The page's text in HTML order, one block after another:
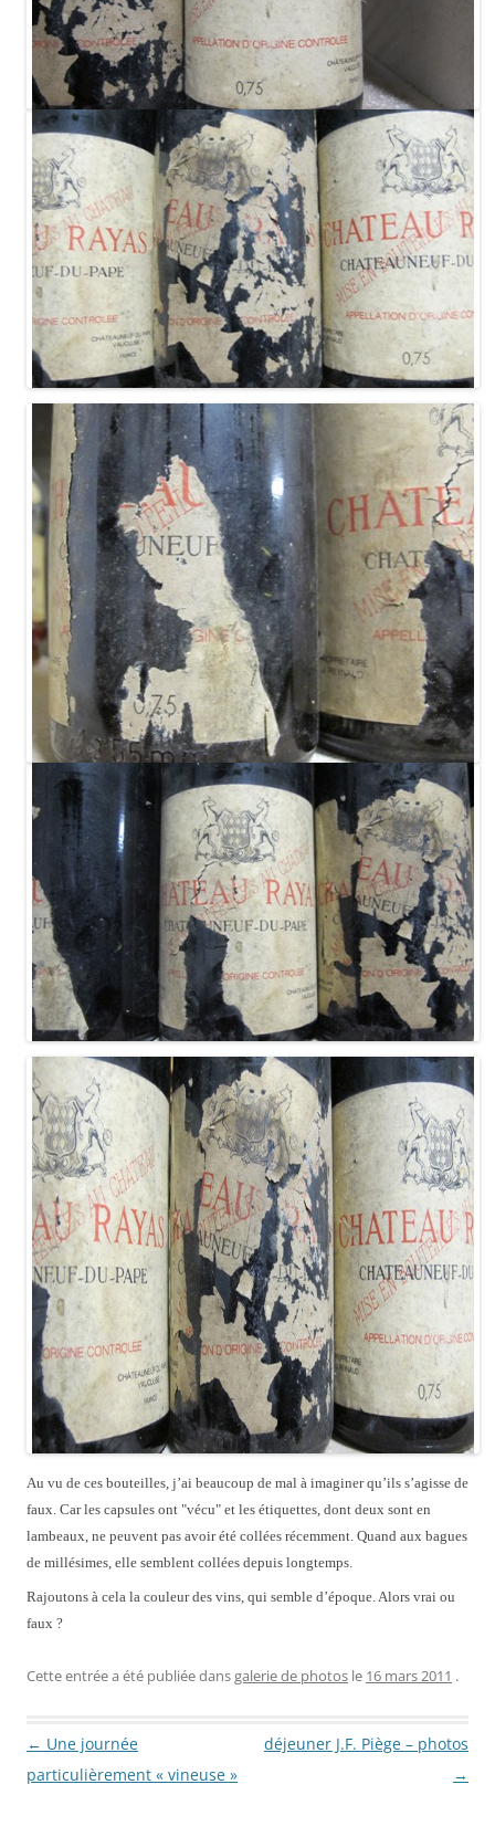
Au vu de ces bouteilles, j’ai beaucoup de mal à imaginer qu’ils s’agisse de
faux. Car les capsules ont "vécu" et les étiquettes, dont deux sont en
lambeaux, ne peuvent pas avoir été collées récemment. Quand aux bagues
de millésimes, elle semblent collées depuis longtemps.
Rajoutons à cela la couleur des vins, qui semble d’époque. Alors vrai ou
faux ?
Cette entrée a été publiée dansgalerie de photos le 16 mars 2011 .
Navigation des articles
← Une journée
particulièrement « vineuse »
déjeuner J.F. Piège – photos
→